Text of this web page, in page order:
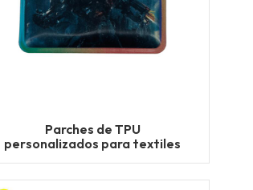
Parches de TPU
personalizados para textiles